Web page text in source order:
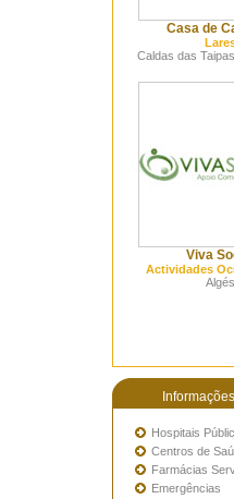
Casa de
Caldas das
Viva
Actividades
Algés
Hospitais
Centros de
Farmácias
Emergências